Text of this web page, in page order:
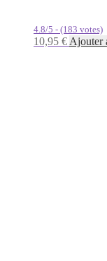
4.8/5 - (183 votes)
10,95 € Ajouter